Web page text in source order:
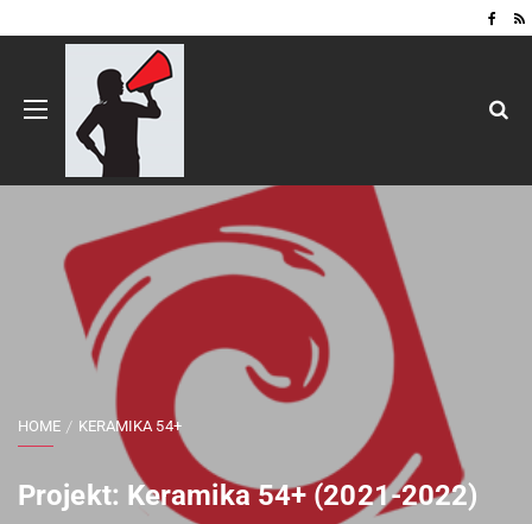
HOME KERAMIKA 54+
Projekt: Keramika 54+ (2021-2022)